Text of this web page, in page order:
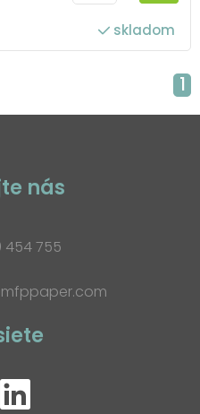
zn...
skladom
1
nás
454 755